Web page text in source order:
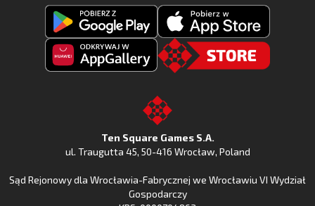
Pobierz
Fishing
Pobierz
Fishing
z
Apple
Store
Huawei
Gallery
to
the
Ten Square Games S.A.
ul. Traugutta 45, 50-416 Wrocław, Poland
Sąd Rejonowy dla Wrocławia-Fabrycznej we Wrocławiu VI Wydział
Gospodarczy